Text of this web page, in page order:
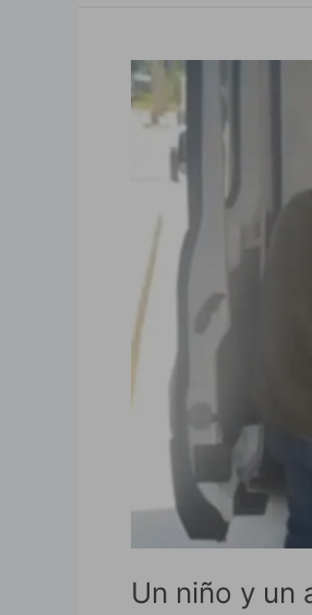
Un niño y un
Un
niño
adulto
lesionados
Tapalpa
por